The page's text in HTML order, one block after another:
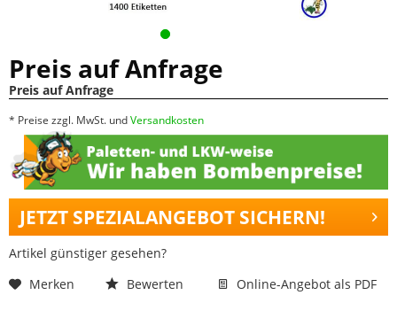
Preis auf Anfrage
Preis auf Anfrage
* Preise zzgl. MwSt. undVersandkosten
JETZT SPEZIALANGEBOT SICHERN!
Artikel günstiger gesehen?
Merken
Bewerten Online-Angebot als PDF